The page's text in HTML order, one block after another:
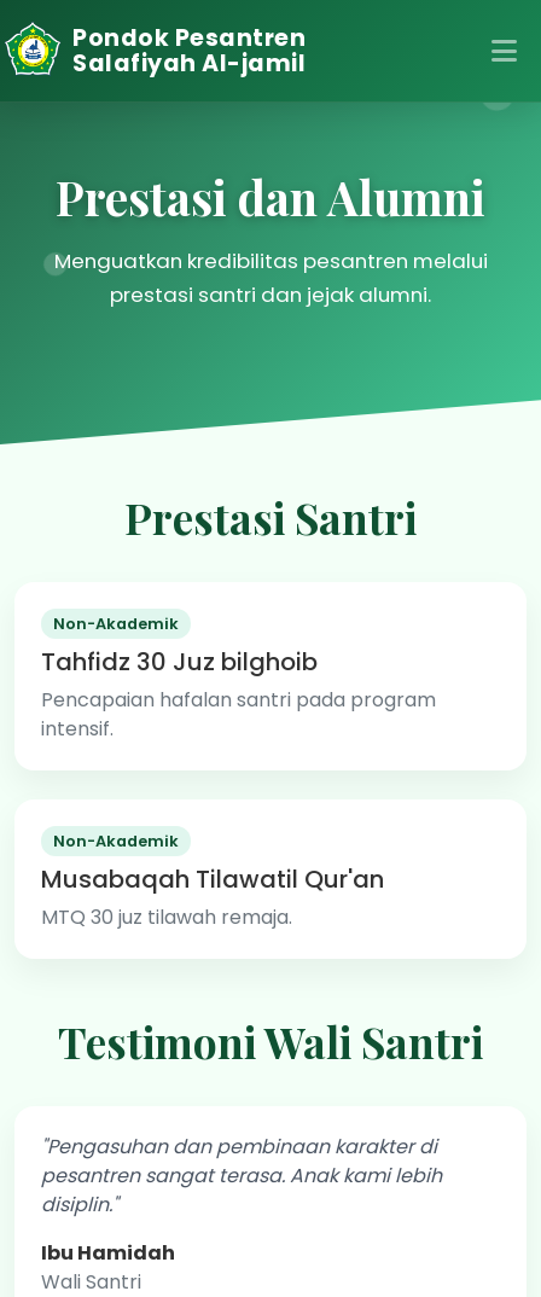
Pondok Pesantren
Salafiyah Al-jamil
Prestasi dan Alumni
Menguatkan kredibilitas pesantren melalui
prestasi santri dan jejak alumni.
Prestasi Santri
Non-Akademik
Tahfidz 30 Juz bilghoib
Pencapaian hafalan santri pada program
intensif.
Non-Akademik
Musabaqah Tilawatil Qur'an
MTQ 30 juz tilawah remaja.
Testimoni Wali Santri
"Pengasuhan dan pembinaan karakter di
pesantren sangat terasa. Anak kami lebih
disiplin."
Ibu Hamidah
Wali Santri